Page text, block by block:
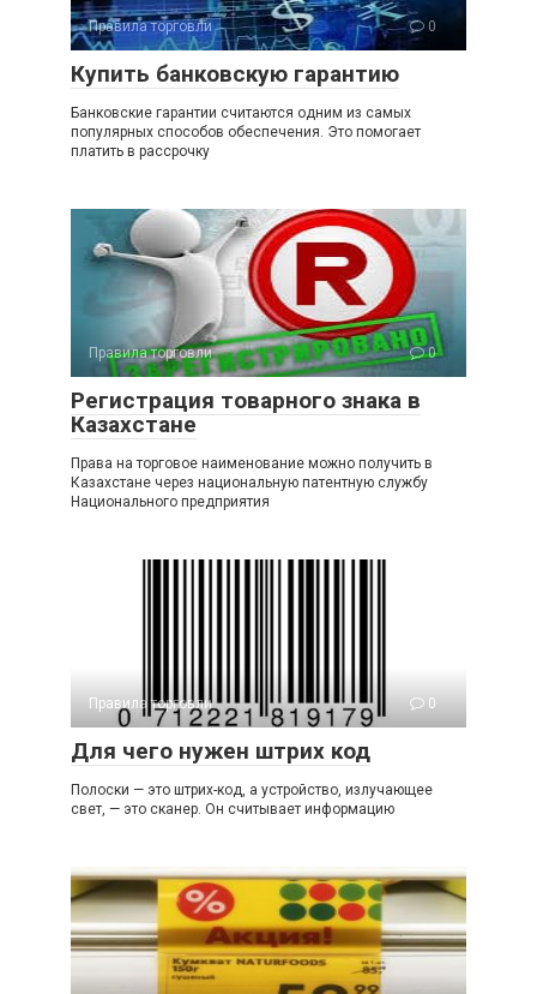
Правила торговли 0
Купить банковскую гарантию
Банковские гарантии считаются одним из самых
популярных способов обеспечения. Это помогает
платить в рассрочку
Правила торговли 0
Регистрация товарного знака в
Казахстане
Права на торговое наименование можно получить в
Казахстане через национальную патентную службу
Национального предприятия
Правила торговли 0
Для чего нужен штрих код
Полоски — это штрих-код, а устройство, излучающее
свет, — это сканер. Он считывает информацию